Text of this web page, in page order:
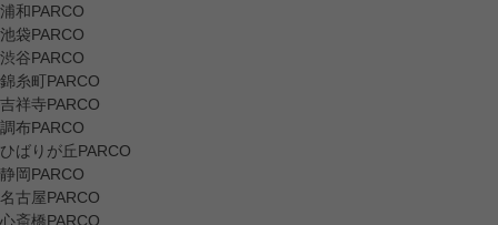
浦和PARCO
池袋PARCO
渋谷PARCO
錦糸町PARCO
吉祥寺PARCO
調布PARCO
ひばりが丘PARCO
静岡PARCO
名古屋PARCO
心斎橋PARCO